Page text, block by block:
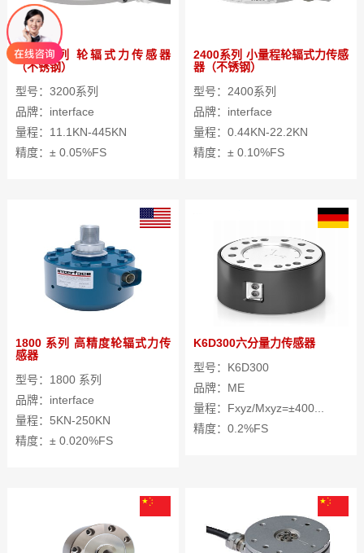
3200系列 轮辐式力传感器
（不锈钢）
型号：3200系列
品牌：interface
量程：11.1KN-445KN
精度：± 0.05%FS
2400系列 小量程轮辐式力传感
器（不锈钢）
型号：2400系列
品牌：interface
量程：0.44KN-22.2KN
精度：± 0.10%FS
1800 系列 高精度轮辐式力传
感器
型号：1800 系列
品牌：interface
量程：5KN-250KN
精度：± 0.020%FS
K6D300六分量力传感器
型号：K6D300
品牌：ME
量程：Fxyz/Mxyz=±400...
精度：0.2%FS